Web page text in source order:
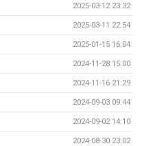
2025-03-12 23:32
2025-03-11 22:54
2025-01-15 16:04
2024-11-28 15:00
2024-11-16 21:29
2024-09-03 09:44
2024-09-02 14:10
2024-08-30 23:02